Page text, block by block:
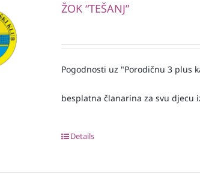
ŽOK “TEŠANJ”
Pogodnosti uz "Porodičnu 3 plus
besplatna članarina za svu djecu
Details